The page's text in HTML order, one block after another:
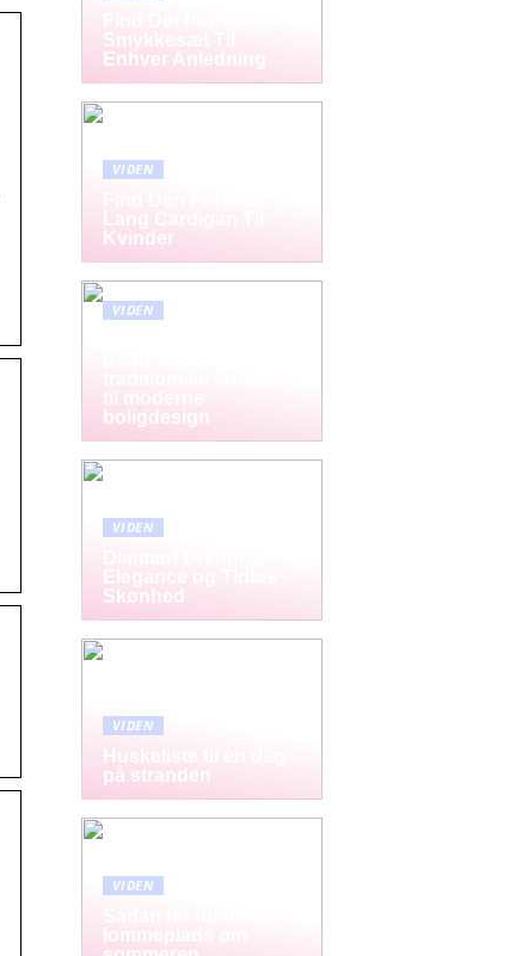
Smykkesæt Til
Enhver Anledning
VIDEN
Lang Cardigan Til
Kvinder
VIDEN
til moderne
boligdesign
VIDEN
Elegance og Tidløs
Skønhed
VIDEN
Huskeliste til en dag
på stranden
VIDEN
lommeplads om